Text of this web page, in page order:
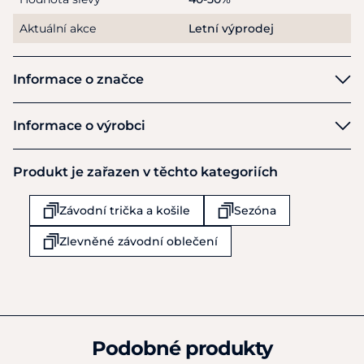
Aktuální akce
Letní výprodej
Informace o značce
Cavalleria Toscana
Informace o výrobci
Cavalleria Toscana SpA
Via Celio Bottai 11
Monsummano Terme
IT51015
Produkt je zařazen v těchto kategoriích
Závodní trička a košile Sezóna
Zlevněné závodní oblečení
Podobné produkty